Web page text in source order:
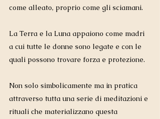
come alleato, proprio come gli sciamani.
La Terra e la Luna appaiono come madri
a cui tutte le donne sono legate e con le
quali possono trovare forza e protezione.
Non solo simbolicamente ma in pratica
attraverso tutta una serie di meditazioni e
rituali che materializzano questa